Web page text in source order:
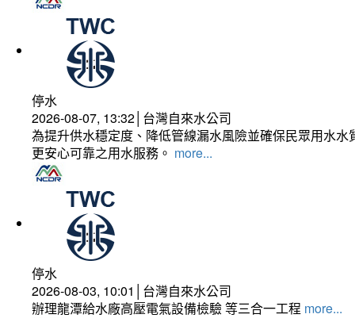
停水
2026-08-07, 13:32│台灣自來水公司
為提升供水穩定度、降低管線漏水風險並確保民眾用水
更安心可靠之用水服務。 more...
停水
2026-08-03, 10:01│台灣自來水公司
辦理龍潭給水廠高壓電氣設備檢驗 等三合一工程 more...